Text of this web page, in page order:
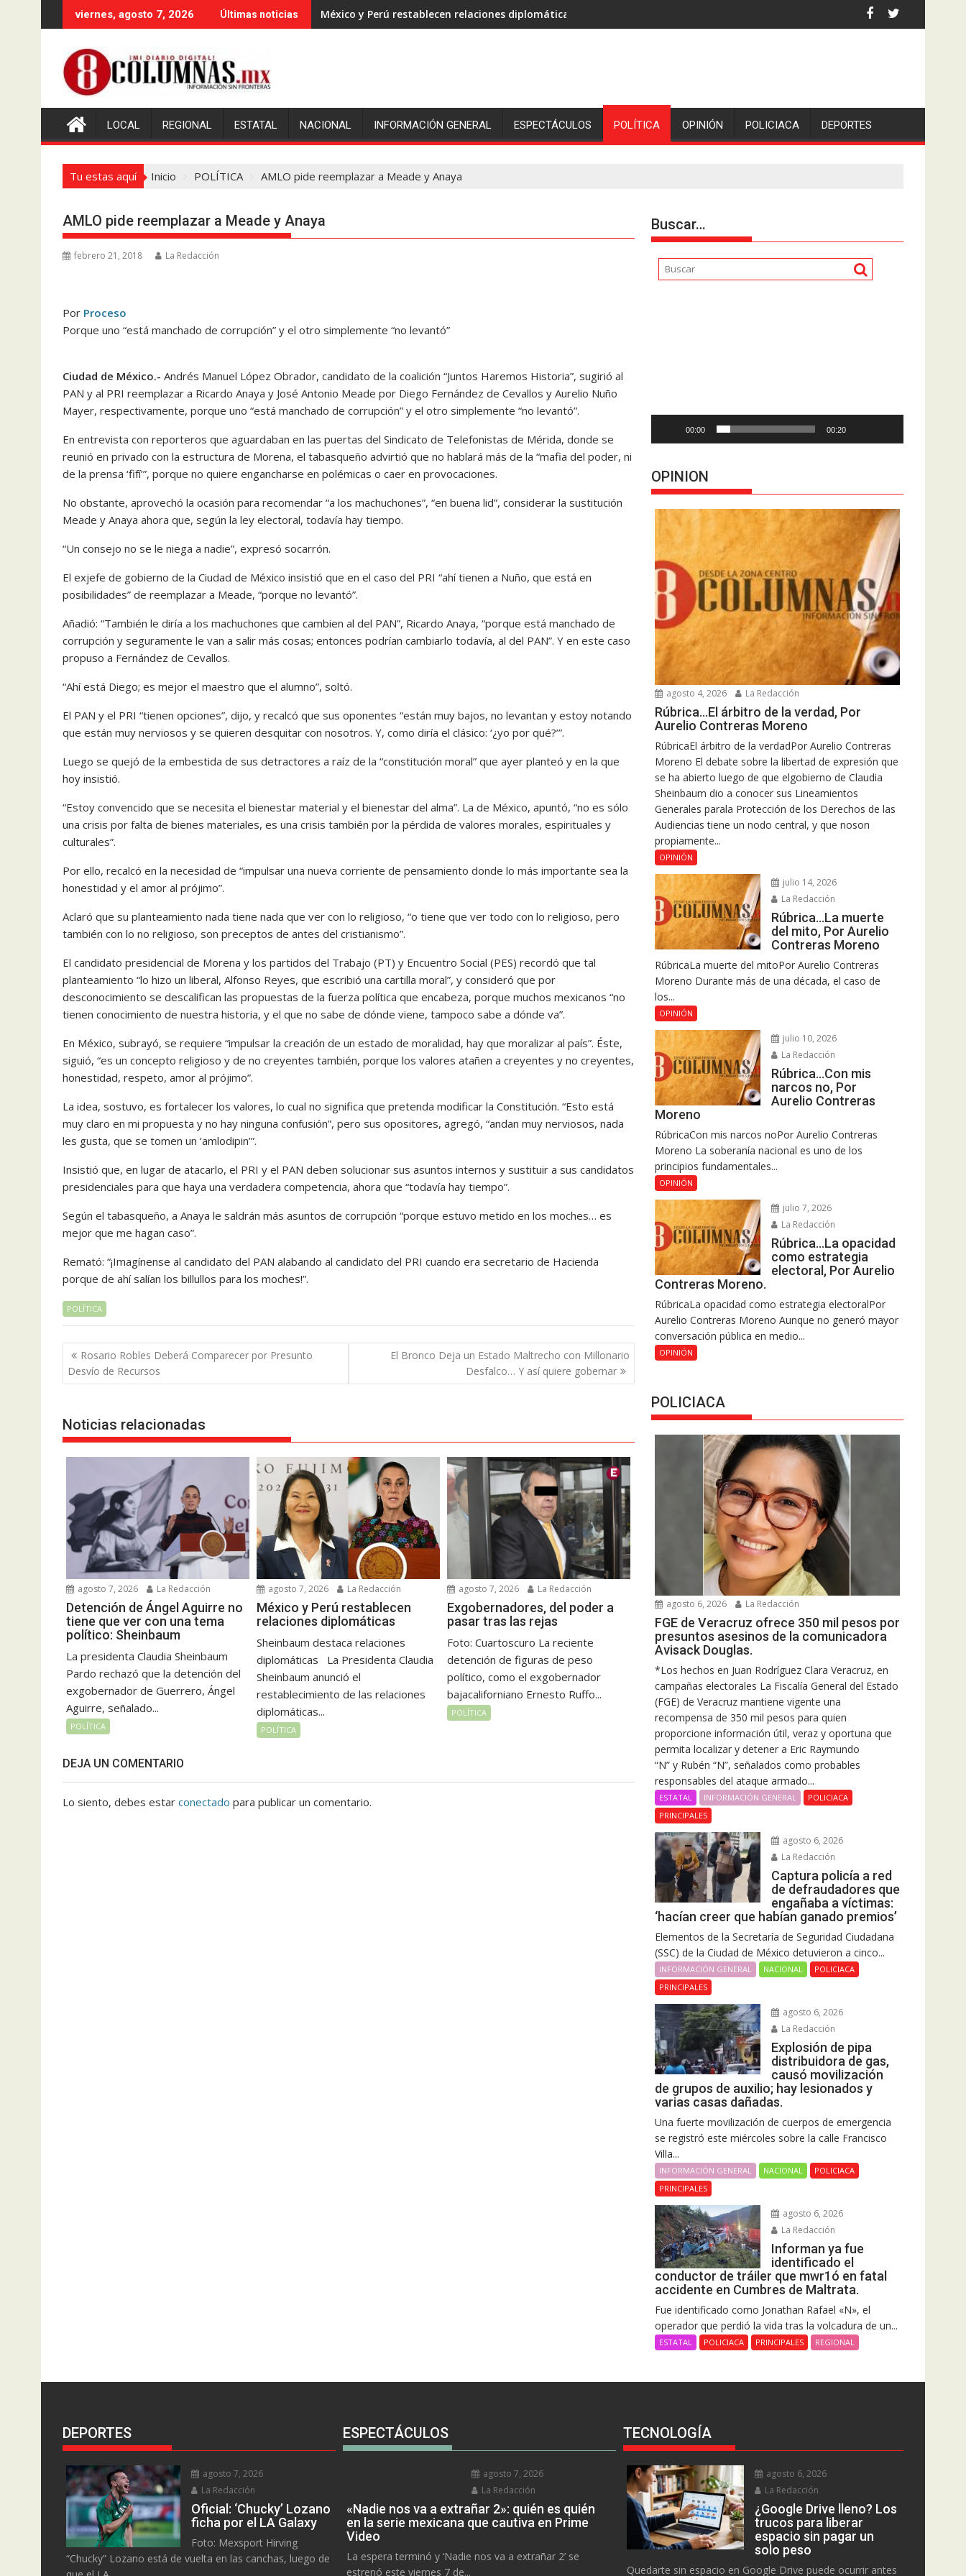
al
viernes, agosto 7, 2026 Últimas noticias México y Perú restablecen relaciones diplomáticas
LOCAL REGIONAL ESTATAL NACIONAL INFORMACIÓN GENERAL ESPECTÁCULOS POLÍTICA OPINIÓN POLICIACA DEPORTES
Tu estas aquí Inicio POLÍTICA AMLO pide reemplazar a Meade y Anaya
AMLO pide reemplazar a Meade y Anaya
febrero 21, 2018 La Redacción
Por Proceso
Porque uno “está manchado de corrupción” y el otro simplemente “no levantó”
Ciudad de México.- Andrés Manuel López Obrador, candidato de la coalición “Juntos Haremos Historia”, sugirió al
PAN y al PRI reemplazar a Ricardo Anaya y José Antonio Meade por Diego Fernández de Cevallos y Aurelio Nuño
Mayer, respectivamente, porque uno “está manchado de corrupción” y el otro simplemente “no levantó”.
En entrevista con reporteros que aguardaban en las puertas del Sindicato de Telefonistas de Mérida, donde se
reunió en privado con la estructura de Morena, el tabasqueño advirtió que no hablará más de la “mafia del poder, ni
de la prensa ‘fifí’”, porque no quiere engancharse en polémicas o caer en provocaciones.
No obstante, aprovechó la ocasión para recomendar “a los machuchones”, “en buena lid”, considerar la sustitución
Meade y Anaya ahora que, según la ley electoral, todavía hay tiempo.
“Un consejo no se le niega a nadie”, expresó socarrón.
El exjefe de gobierno de la Ciudad de México insistió que en el caso del PRI “ahí tienen a Nuño, que está en
posibilidades” de reemplazar a Meade, “porque no levantó”.
Añadió: “También le diría a los machuchones que cambien al del PAN”, Ricardo Anaya, “porque está manchado de
corrupción y seguramente le van a salir más cosas; entonces podrían cambiarlo todavía, al del PAN”. Y en este caso
propuso a Fernández de Cevallos.
“Ahí está Diego; es mejor el maestro que el alumno”, soltó.
El PAN y el PRI “tienen opciones”, dijo, y recalcó que sus oponentes “están muy bajos, no levantan y estoy notando
que están muy nerviosos y se quieren desquitar con nosotros. Y, como diría el clásico: ‘¿yo por qué?’”.
Luego se quejó de la embestida de sus detractores a raíz de la “constitución moral” que ayer planteó y en la que
hoy insistió.
“Estoy convencido que se necesita el bienestar material y el bienestar del alma”. La de México, apuntó, “no es sólo
una crisis por falta de bienes materiales, es una crisis también por la pérdida de valores morales, espirituales y
culturales”.
Por ello, recalcó en la necesidad de “impulsar una nueva corriente de pensamiento donde lo más importante sea la
honestidad y el amor al prójimo”.
Aclaró que su planteamiento nada tiene nada que ver con lo religioso, “o tiene que ver todo con lo religioso, pero
también con lo no religioso, son preceptos de antes del cristianismo”.
El candidato presidencial de Morena y los partidos del Trabajo (PT) y Encuentro Social (PES) recordó que tal
planteamiento “lo hizo un liberal, Alfonso Reyes, que escribió una cartilla moral”, y consideró que por
desconocimiento se descalifican las propuestas de la fuerza política que encabeza, porque muchos mexicanos “no
tienen conocimiento de nuestra historia, y el que no sabe de dónde viene, tampoco sabe a dónde va”.
En México, subrayó, se requiere “impulsar la creación de un estado de moralidad, hay que moralizar al país”. Éste,
siguió, “es un concepto religioso y de no creyentes también, porque los valores atañen a creyentes y no creyentes,
honestidad, respeto, amor al prójimo”.
La idea, sostuvo, es fortalecer los valores, lo cual no significa que pretenda modificar la Constitución. “Esto está
muy claro en mi propuesta y no hay ninguna confusión”, pero sus opositores, agregó, “andan muy nerviosos, nada
les gusta, que se tomen un ‘amlodipin’”.
Insistió que, en lugar de atacarlo, el PRI y el PAN deben solucionar sus asuntos internos y sustituir a sus candidatos
presidenciales para que haya una verdadera competencia, ahora que “todavía hay tiempo”.
Según el tabasqueño, a Anaya le saldrán más asuntos de corrupción “porque estuvo metido en los moches… es
mejor que me hagan caso”.
Remató: “¡Imagínense al candidato del PAN alabando al candidato del PRI cuando era secretario de Hacienda
porque de ahí salían los billullos para los moches!”.
POLÍTICA
Navegación
de
entradas
Rosario Robles Deberá Comparecer por Presunto
Desvío de Recursos
El Bronco Deja un Estado Maltrecho con Millonario
Desfalco… Y así quiere gobernar
Noticias relacionadas
agosto 7, 2026 La Redacción
Detención de Ángel Aguirre no
tiene que ver con una tema
político: Sheinbaum
La presidenta Claudia Sheinbaum
Pardo rechazó que la detención del
exgobernador de Guerrero, Ángel
Aguirre, señalado...
POLÍTICA
agosto 7, 2026 La Redacción
México y Perú restablecen
relaciones diplomáticas
Sheinbaum destaca relaciones
diplomáticas La Presidenta Claudia
Sheinbaum anunció el
restablecimiento de las relaciones
diplomáticas...
POLÍTICA
agosto 7, 2026 La Redacción
Exgobernadores, del poder a
pasar tras las rejas
Foto: Cuartoscuro La reciente
detención de figuras de peso
político, como el exgobernador
bajacaliforniano Ernesto Ruffo...
POLÍTICA
DEJA UN COMENTARIO
Lo siento, debes estar conectado para publicar un comentario.
Buscar…
00:00 00:20
OPINION
agosto 4, 2026 La Redacción
Rúbrica…El árbitro de la verdad, Por
Aurelio Contreras Moreno
RúbricaEl árbitro de la verdadPor Aurelio Contreras
Moreno El debate sobre la libertad de expresión que
se ha abierto luego de que elgobierno de Claudia
Sheinbaum dio a conocer sus Lineamientos
Generales parala Protección de los Derechos de las
Audiencias tiene un nodo central, y que noson
propiamente...
OPINIÓN
julio 14, 2026
La Redacción
Rúbrica…La muerte
del mito, Por Aurelio
Contreras Moreno
RúbricaLa muerte del mitoPor Aurelio Contreras
Moreno Durante más de una década, el caso de
los...
OPINIÓN
julio 10, 2026
La Redacción
Rúbrica…Con mis
narcos no, Por
Aurelio Contreras
Moreno
RúbricaCon mis narcos noPor Aurelio Contreras
Moreno La soberanía nacional es uno de los
principios fundamentales...
OPINIÓN
julio 7, 2026
La Redacción
Rúbrica…La opacidad
como estrategia
electoral, Por Aurelio
Contreras Moreno.
RúbricaLa opacidad como estrategia electoralPor
Aurelio Contreras Moreno Aunque no generó mayor
conversación pública en medio...
OPINIÓN
POLICIACA
agosto 6, 2026 La Redacción
FGE de Veracruz ofrece 350 mil pesos por
presuntos asesinos de la comunicadora
Avisack Douglas.
*Los hechos en Juan Rodríguez Clara Veracruz, en
campañas electorales La Fiscalía General del Estado
(FGE) de Veracruz mantiene vigente una
recompensa de 350 mil pesos para quien
proporcione información útil, veraz y oportuna que
permita localizar y detener a Eric Raymundo
“N” y Rubén “N”, señalados como probables
responsables del ataque armado...
ESTATAL INFORMACIÓN GENERAL
POLICIACA
PRINCIPALES
agosto 6, 2026
La Redacción
Captura policía a red
de defraudadores que
engañaba a víctimas:
‘hacían creer que habían ganado premios’
Elementos de la Secretaría de Seguridad Ciudadana
(SSC) de la Ciudad de México detuvieron a cinco...
INFORMACIÓN GENERAL NACIONAL
POLICIACA
PRINCIPALES
agosto 6, 2026
La Redacción
Explosión de pipa
distribuidora de gas,
causó movilización
de grupos de auxilio; hay lesionados y
varias casas dañadas.
Una fuerte movilización de cuerpos de emergencia
se registró este miércoles sobre la calle Francisco
Villa...
INFORMACIÓN GENERAL NACIONAL
POLICIACA
PRINCIPALES
agosto 6, 2026
La Redacción
Informan ya fue
identificado el
conductor de tráiler que mwr1ó en fatal
accidente en Cumbres de Maltrata.
Fue identificado como Jonathan Rafael «N», el
operador que perdió la vida tras la volcadura de un...
ESTATAL POLICIACA PRINCIPALES REGIONAL
DEPORTES
agosto 7, 2026
La Redacción
Oficial: ‘Chucky’ Lozano
ficha por el LA Galaxy
Foto: Mexsport Hirving
“Chucky” Lozano está de vuelta en las canchas, luego de
ESPECTÁCULOS
agosto 7, 2026
La Redacción
«Nadie nos va a extrañar 2»: quién es quién
en la serie mexicana que cautiva en Prime
Video
La espera terminó y ‘Nadie nos va a extrañar 2’ se
estrenó este viernes 7 de...
TECNOLOGÍA
agosto 6, 2026
La Redacción
¿Google Drive lleno? Los
trucos para liberar
espacio sin pagar un
solo peso
Quedarte sin espacio en Google Drive puede ocurrir antes